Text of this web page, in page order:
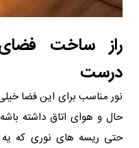
راز ساخت فضای
درست
نور مناسب برای این فضا
حال و هوای اتاق داشته
حتی ریسه های نوری که